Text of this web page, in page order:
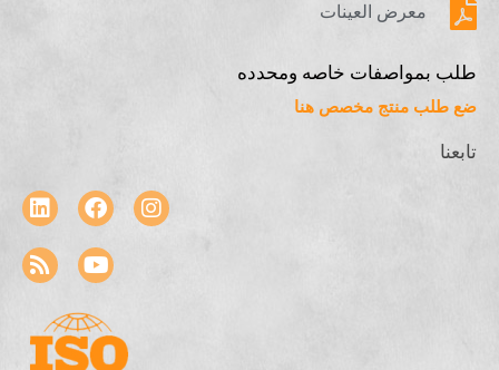
معرض العينات
طلب بمواصفات خاصه ومحدده
ضع طلب منتج مخصص هنا
تابعنا